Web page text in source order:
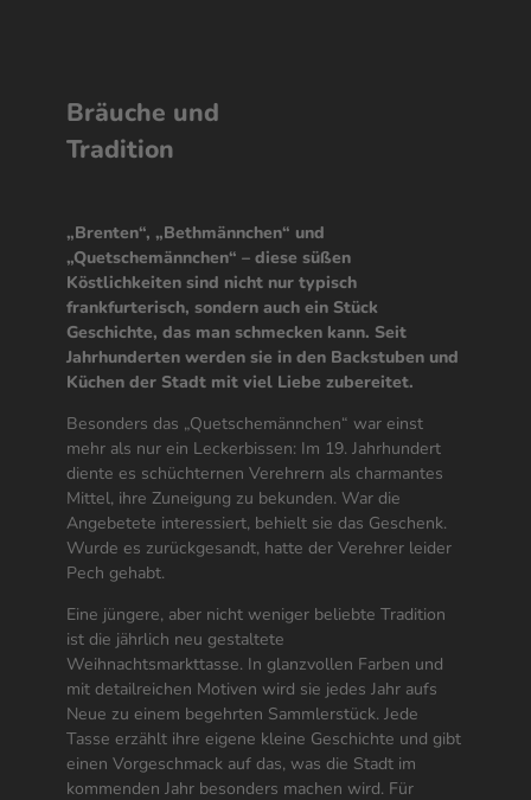
Bräuche und
Tradition
„Brenten“, „Bethmännchen“ und
„Quetschemännchen“ – diese süßen
Köstlichkeiten sind nicht nur typisch
frankfurterisch, sondern auch ein Stück
Geschichte, das man schmecken kann. Seit
Jahrhunderten werden sie in den Backstuben und
Küchen der Stadt mit viel Liebe zubereitet.
Besonders das „Quetschemännchen“ war einst
mehr als nur ein Leckerbissen: Im 19. Jahrhundert
diente es schüchternen Verehrern als charmantes
Mittel, ihre Zuneigung zu bekunden. War die
Angebetete interessiert, behielt sie das Geschenk.
Wurde es zurückgesandt, hatte der Verehrer leider
Pech gehabt.
Eine jüngere, aber nicht weniger beliebte Tradition
ist die jährlich neu gestaltete
Weihnachtsmarkttasse. In glanzvollen Farben und
mit detailreichen Motiven wird sie jedes Jahr aufs
Neue zu einem begehrten Sammlerstück. Jede
Tasse erzählt ihre eigene kleine Geschichte und gibt
einen Vorgeschmack auf das, was die Stadt im
kommenden Jahr besonders machen wird. Für